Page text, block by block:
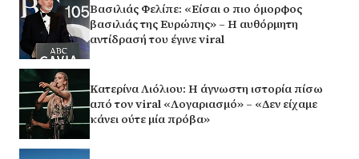
Βασιλιάς Φελίπε: «Είσαι ο πιο όμορφος
βασιλιάς της Ευρώπης» – Η αυθόρμητη
αντίδρασή του έγινε viral
Κατερίνα Λιόλιου: Η άγνωστη ιστορία πίσω
από τον viral «Λογαριασμό» – «Δεν είχαμε
κάνει ούτε μία πρόβα»